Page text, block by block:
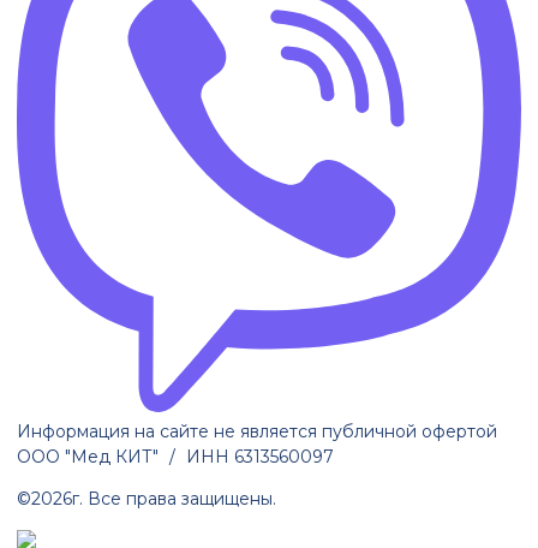
Информация на сайте не является публичной офертой
ООО "Мед КИТ" /
ИНН 6313560097
©2026г. Все права защищены.